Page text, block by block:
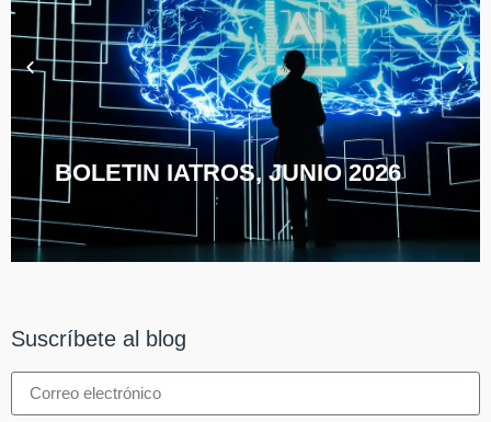
BOLETIN IATROS, JUNIO 2026
Suscríbete al blog